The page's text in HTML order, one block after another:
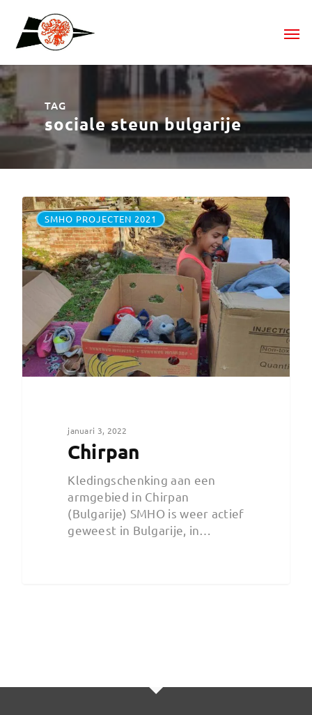
TAG
sociale steun bulgarije
SMHO PROJECTEN 2021
januari 3, 2022
Chirpan
Kledingschenking aan een
armgebied in Chirpan
(Bulgarije) SMHO is weer actief
geweest in Bulgarije, in…